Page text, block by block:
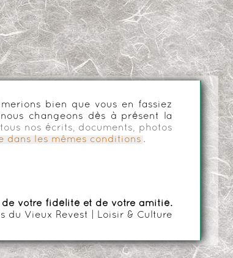
bien que vous en fassiez
changeons dès à présent la
nos écrits, documents, photos
dans les mêmes conditions .
de votre fidélité et de votre amitié.
du Vieux Revest | Loisir & Culture